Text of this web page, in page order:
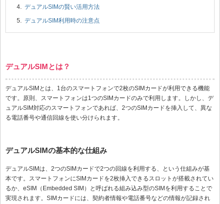
デュアルSIMの賢い活用方法
デュアルSIM利用時の注意点
デュアルSIMとは？
デュアルSIMとは、1台のスマートフォンで2枚のSIMカードが利用できる機能
です。原則、スマートフォンは1つのSIMカードのみで利用します。しかし、デ
ュアルSIM対応のスマートフォンであれば、2つのSIMカードを挿入して、異な
る電話番号や通信回線を使い分けられます。
デュアルSIMの基本的な仕組み
デュアルSIMは、2つのSIMカードで2つの回線を利用する、という仕組みが基
本です。スマートフォンにSIMカードを2枚挿入できるスロットが搭載されてい
るか、eSIM（Embedded SIM）と呼ばれる組み込み型のSIMを利用することで
実現されます。SIMカードには、契約者情報や電話番号などの情報が記録され